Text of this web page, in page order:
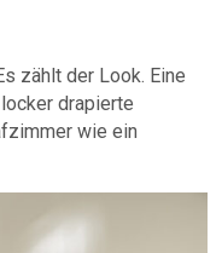
zählt der Look. Eine
drapierte
wie ein